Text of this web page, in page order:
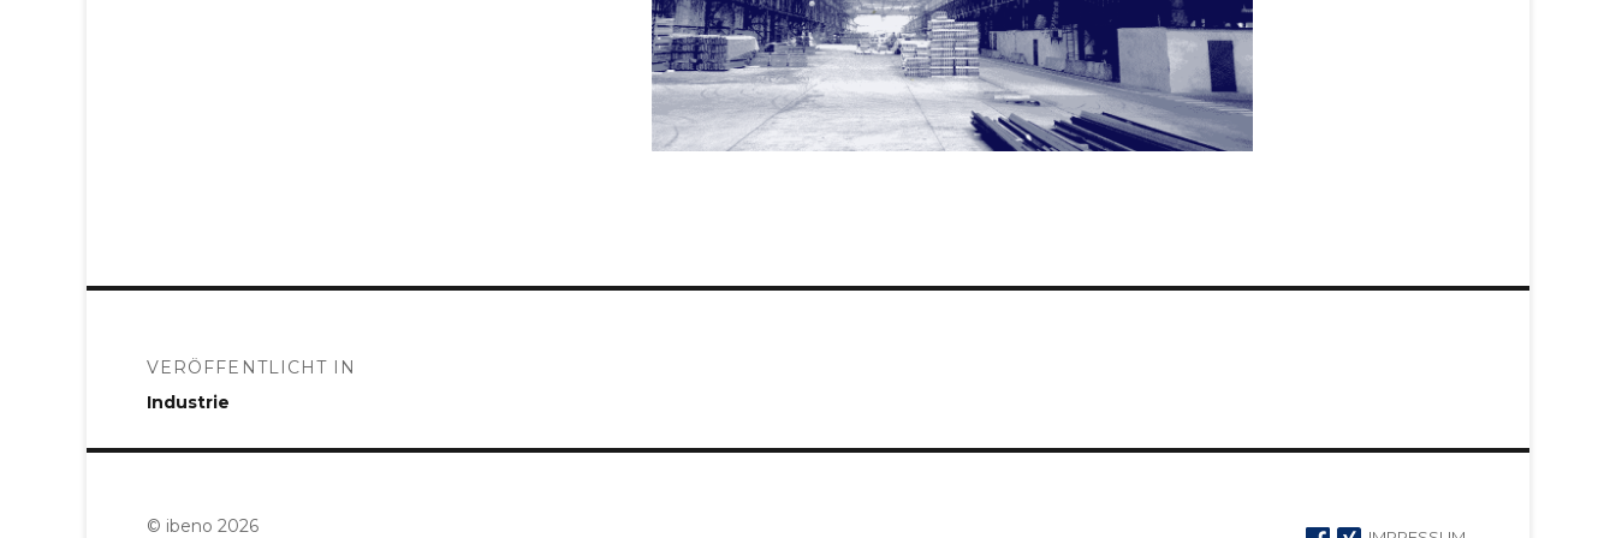
VERÖFFENTLICHT IN
Industrie
© ibeno 2026